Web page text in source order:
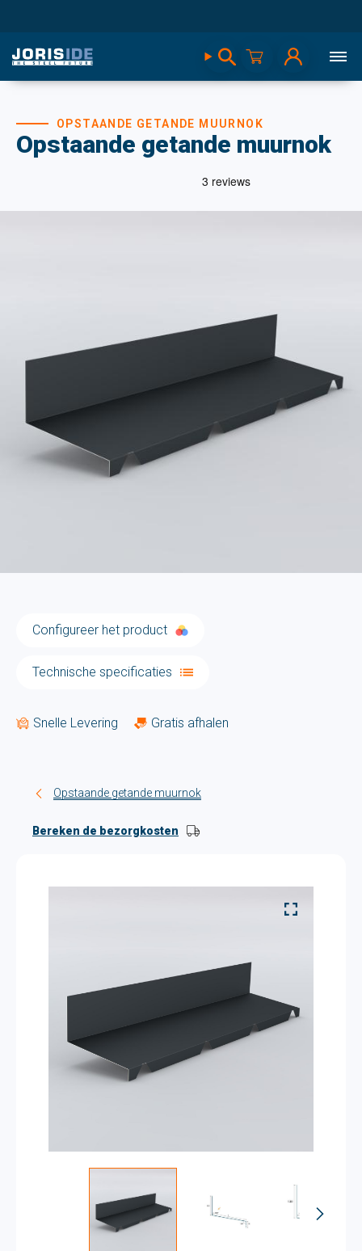
Opstaande getande muurnok
OPSTAANDE GETANDE MUURNOK
Configureer het product
Technische specificaties
Snelle Levering Gratis afhalen
Opstaande getande muurnok
Bereken de bezorgkosten